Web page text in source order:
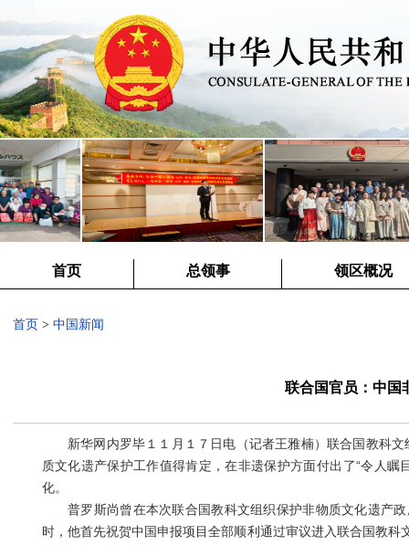
首页 总领事 领区概况
首页 > 中国新闻
联合国官员：中国
新华网内罗毕１１月１７日电（记者王雅楠）联合国教科文
质文化遗产保护工作值得肯定，在非遗保护方面付出了“令人
化。
普罗斯尚曾在本次联合国教科文组织保护非物质文化遗产政
时，他首先祝贺中国申报项目全部顺利通过审议进入联合国教